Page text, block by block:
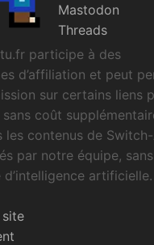
Mastodon
Threads
participe à des
d’affiliation et peut
sur certains liens
sans coût
les contenus de
par notre équipe, sans
d’intelligence artificielle.